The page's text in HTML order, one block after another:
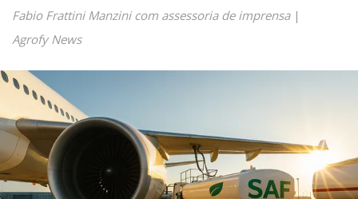
Fabio Frattini Manzini com assessoria de imprensa|
Agrofy News